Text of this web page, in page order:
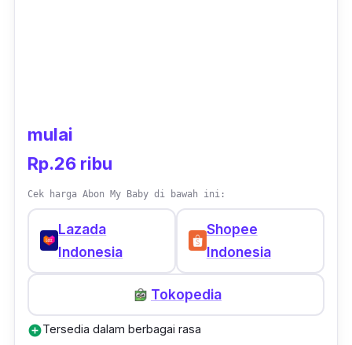
mulai
Rp.26 ribu
Cek harga Abon My Baby di bawah ini:
Lazada
Indonesia
Shopee
Indonesia
Tokopedia
add_circleTersedia dalam berbagai rasa